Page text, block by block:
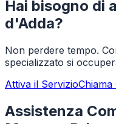
Hai bisogno di
d'Adda?
Non perdere tempo.
specializzato si
Attiva il ServizioChiama
Assistenza